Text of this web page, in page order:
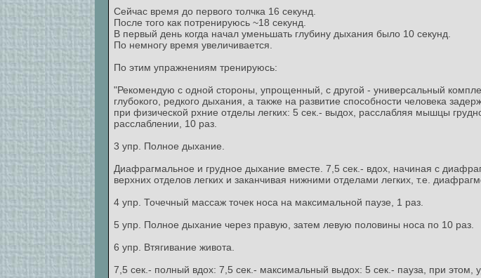
Сейчас время до первого толчка 16 секунд.
После того как потренируюсь ~18 секунд.
В первый день когда начал уменьшать глубину дыхания было 10 секунд.
По немногу время увеличивается.
По этим упражнениям тренируюсь:
"Рекомендую с одной стороны, упрощенный, с другой - универсальный
глубокого, редкого дыхания, а также на развитие способности человека
при физической рхние отделы легких: 5 сек.- выдох, расслабляя мышцы
расслаблении, 10 раз.
3 упр. Полное дыхание.
Диафрагмальное и грудное дыхание вместе. 7,5 сек.- вдох, начиная с
верхних отделов легких и заканчивая нижними отделами легких, т.е.
4 упр. Точечный массаж точек носа на максимальной паузе, 1 раз.
5 упр. Полное дыхание через правую, затем левую половины носа по 10 раз.
6 упр. Втягивание живота.
7,5 сек.- полный вдох: 7,5 сек.- максимальный выдох: 5 сек.- пауза, при